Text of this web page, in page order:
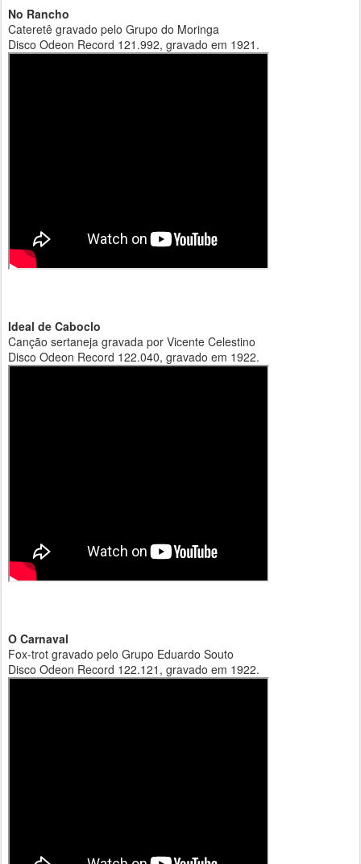
No Rancho
Cateretê gravado pelo Grupo do Moringa
Disco Odeon Record 121.992, gravado em 1921.
Ideal de Caboclo
Canção sertaneja gravada por Vicente Celestino
Disco Odeon Record 122.040, gravado em 1922.
O Carnaval
Fox-trot gravado pelo Grupo Eduardo Souto
Disco Odeon Record 122.121, gravado em 1922.